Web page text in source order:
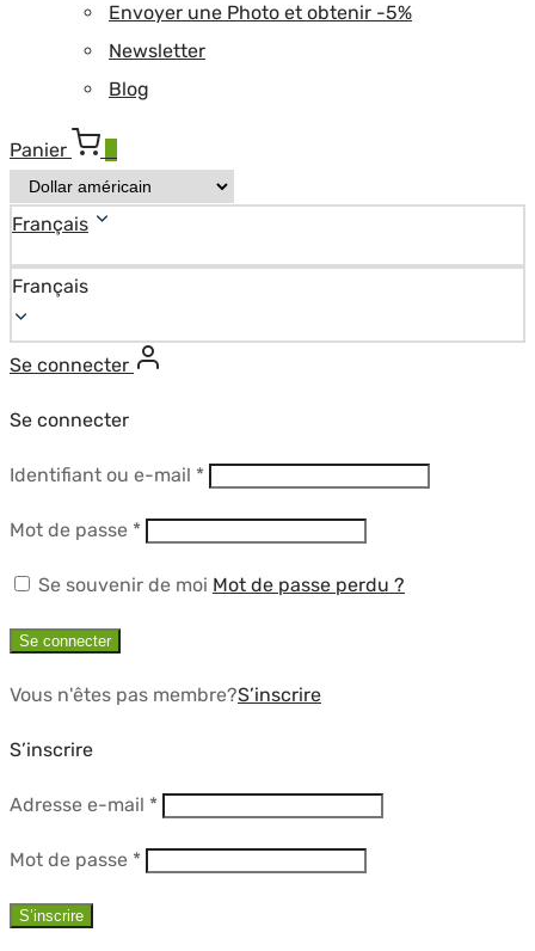
Envoyer une Photo et obtenir -5%
Newsletter
Blog
Panier
Français
Français
Se connecter
Se connecter
Identifiant ou e-mail *Obligatoire
Mot de passe *Obligatoire
Se souvenir de moi Mot de passe perdu ?
Se connecter
Vous n'êtes pas membre?S’inscrire
S’inscrire
Adresse e-mail *Obligatoire
Mot de passe *Obligatoire
S’inscrire